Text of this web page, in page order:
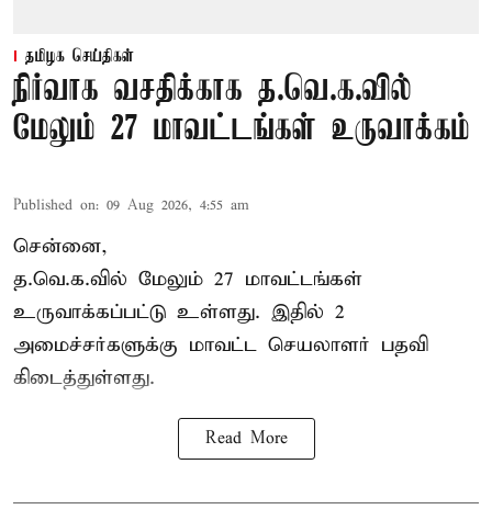
தமிழக செய்திகள்
நிர்வாக வசதிக்காக த.வெ.க.வில்
மேலும் 27 மாவட்டங்கள் உருவாக்கம்
Published on: 09 Aug 2026, 4:55 am
சென்னை,
த.வெ.க.வில் மேலும் 27 மாவட்டங்கள்
உருவாக்கப்பட்டு உள்ளது. இதில் 2
அமைச்சர்களுக்கு மாவட்ட செயலாளர் பதவி
கிடைத்துள்ளது.
Read More